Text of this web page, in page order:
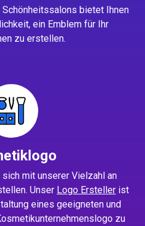
bietet Ihnen
ein Emblem für Ihr
zu erstellen.
mit unserer Vielzahl an
Unser Logo Ersteller ist
eines geeigneten und
zu